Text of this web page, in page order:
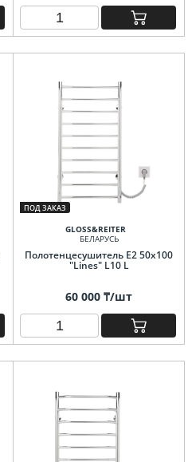
ПОД ЗАКАЗ
GLOSS&REITER
БЕЛАРУСЬ
Полотенцесушитель E2 50x100
"Lines" L10 L
60 000 ₸/шт